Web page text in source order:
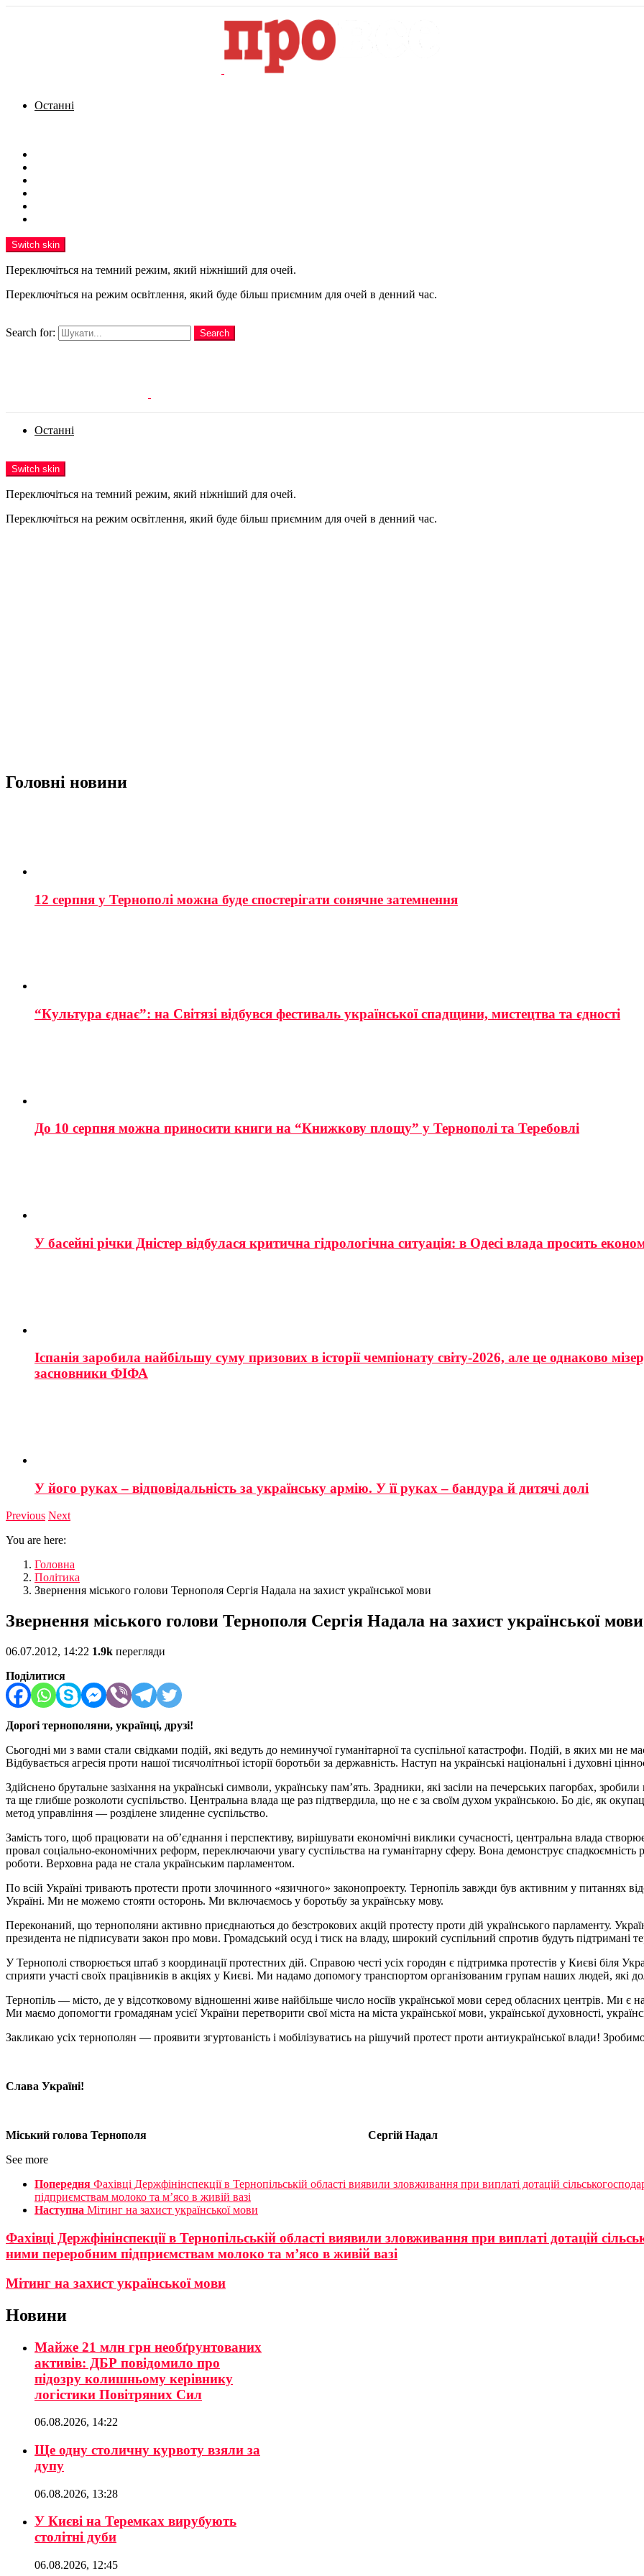
Останні
Switch skin
Переключіться на темний режим, який ніжніший для очей.
Переключіться на режим освітлення, який буде більш приємним для очей в денний час.
Search for:
Search
Останні
Switch skin
Переключіться на темний режим, який ніжніший для очей.
Переключіться на режим освітлення, який буде більш приємним для очей в денний час.
Головні новини
12 серпня у Тернополі можна буде спостерігати сонячне затемнення
“Культура єднає”: на Світязі відбувся фестиваль української спадщини, мистецтва та єдності
До 10 серпня можна приносити книги на “Книжкову площу” у Тернополі та Теребовлі
У басейні річки Дністер відбулася критична гідрологічна ситуація: в Одесі влада просить
Іспанія заробила найбільшу суму призових в історії чемпіонату світу-2026, але це однаково
засновники ФІФА
У його руках – відповідальність за українську армію. У її руках – бандура й дитячі долі
Previous Next
You are here:
Головна
Політика
Звернення міського голови Тернополя Сергія Надала на захист української мови
Звернення міського голови Тернополя Сергія Надала на захист української мови
06.07.2012, 14:22 1.9k перегляди
Поділитися
Дорогі тернополяни, українці, друзі!
Сьогодні ми з вами стали свідками подій, які ведуть до неминучої гуманітарної та суспільної катастрофи. Подій, в яких ми не
Відбувається агресія проти нашої тисячолітньої історії боротьби за державність. Наступ на українські національні і духовні
Здійснено брутальне зазіхання на українські символи, українську пам’ять. Зрадники, які засіли на печерських пагорбах,
та ще глибше розколоти суспільство. Центральна влада ще раз підтвердила, що не є за своїм духом українською. Бо діє, як
метод управління — розділене злиденне суспільство.
Замість того, щоб працювати на об’єднання і перспективу, вирішувати економічні виклики сучасності, центральна влада
провал соціально-економічних реформ, переключаючи увагу суспільства на гуманітарну сферу. Вона демонструє спадкоємність
роботи. Верховна рада не стала українським парламентом.
По всій Україні тривають протести проти злочинного «язичного» законопроекту. Тернопіль завжди був активним у питаннях
Україні. Ми не можемо стояти осторонь. Ми включаємось у боротьбу за українську мову.
Переконаний, що тернополяни активно приєднаються до безстрокових акцій протесту проти дій українського парламенту.
президента не підписувати закон про мови. Громадський осуд і тиск на владу, широкий суспільний спротив будуть підтримані
У Тернополі створюється штаб з координації протестних дій. Справою честі усіх городян є підтримка протестів у Києві біля
сприяти участі своїх працівників в акціях у Києві. Ми надамо допомогу транспортом організованим групам наших людей, які
Тернопіль — місто, де у відсотковому відношенні живе найбільше число носіїв української мови серед обласних центрів. Ми
Ми маємо допомогти громадянам усієї України перетворити свої міста на міста української мови, української духовності,
Закликаю усіх тернополян — проявити згуртованість і мобілізуватись на рішучий протест проти антиукраїнської влади!
Слава Україні!
Міський голова Тернополя Сергій Надал
See more
Попередня Фахівці Держфінінспекції в Тернопільській області виявили зловживання при виплаті дотацій
підприємствам молоко та м’ясо в живій вазі
Наступна Мітинг на захист української мови
Фахівці Держфінінспекції в Тернопільській області виявили зловживання при виплаті дотацій
ними переробним підприємствам молоко та м’ясо в живій вазі
Мітинг на захист української мови
Новини
Майже 21 млн грн необґрунтованих
активів: ДБР повідомило про
підозру колишньому керівнику
логістики Повітряних Сил
06.08.2026, 14:22
Ще одну столичну курвоту взяли за
дупу
06.08.2026, 13:28
У Києві на Теремках вирубують
столітні дуби
06.08.2026, 12:45